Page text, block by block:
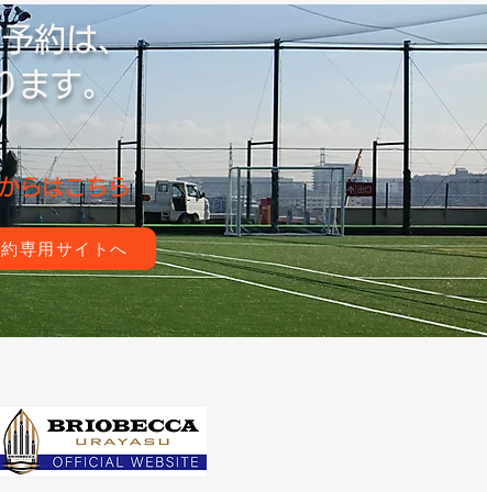
約は、
ます。
らはこちら
専用サイトへ